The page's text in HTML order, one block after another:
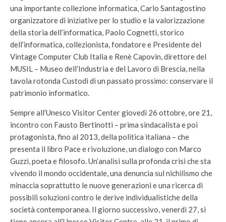
una importante collezione informatica, Carlo Santagostino
organizzatore di iniziative per lo studio e la valorizzazione
della storia dell’informatica, Paolo Cognetti, storico
dell’informatica, collezionista, fondatore e Presidente del
Vintage Computer Club Italia e Renè Capovin, direttore del
MUSIL – Museo dell’Industria e del Lavoro di Brescia, nella
tavola rotonda Custodi di un passato prossimo: conservare il
patrimonio informatico.
Sempre all’Unesco Visitor Center giovedì 26 ottobre, ore 21,
incontro con Fausto Bertinotti – prima sindacalista e poi
protagonista, fino al 2013, della politica italiana – che
presenta il libro Pace e rivoluzione, un dialogo con Marco
Guzzi, poeta e filosofo. Un’analisi sulla profonda crisi che sta
vivendo il mondo occidentale, una denuncia sul nichilismo che
minaccia soprattutto le nuove generazioni e una ricerca di
possibili soluzioni contro le derive individualistiche della
società contemporanea. Il giorno successivo, venerdì 27, si